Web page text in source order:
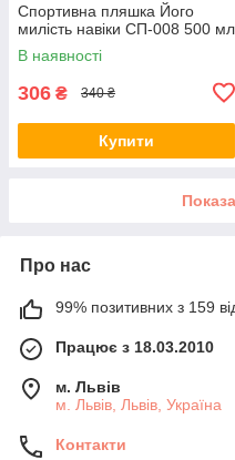
Спортивна пляшка Його
милість навіки СП-008 500 мл
В наявності
306 ₴ 340 ₴
Купити
Про нас
99% позитивних з 159
Працює з 18.03.2010
м. Львів
м. Львів, Львів, Україна
Контакти